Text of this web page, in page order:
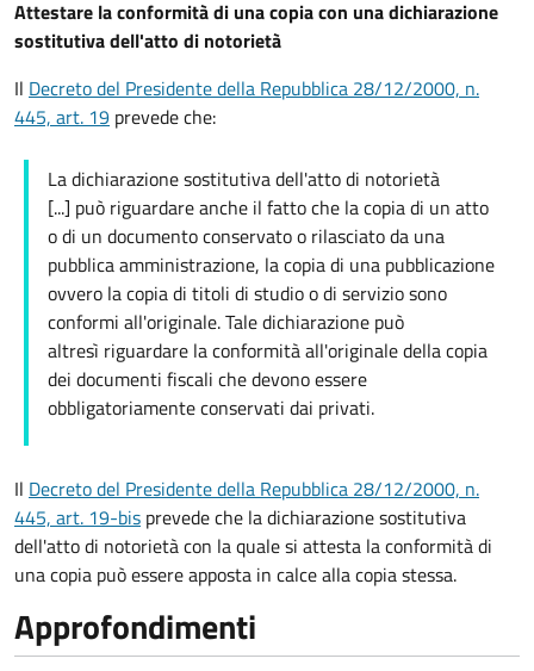
Attestare la conformità di una copia con una dichiarazione
sostitutiva dell'atto di notorietà
Il Decreto del Presidente della Repubblica 28/12/2000, n.
445, art. 19 prevede che:
La dichiarazione sostitutiva dell'atto di notorietà
[...] può riguardare anche il fatto che la copia di un atto
o di un documento conservato o rilasciato da una
pubblica amministrazione, la copia di una pubblicazione
ovvero la copia di titoli di studio o di servizio sono
conformi all'originale. Tale dichiarazione può
altresì riguardare la conformità all'originale della copia
dei documenti fiscali che devono essere
obbligatoriamente conservati dai privati.
Il Decreto del Presidente della Repubblica 28/12/2000, n.
445, art. 19-bis prevede che la dichiarazione sostitutiva
dell'atto di notorietà con la quale si attesta la conformità di
una copia può essere apposta in calce alla copia stessa.
Approfondimenti